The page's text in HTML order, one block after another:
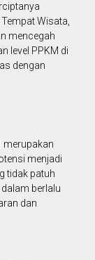
Wisata,
mencegah
level PPKM di
dengan
merupakan
menjadi
tidak patuh
berlalu
dan